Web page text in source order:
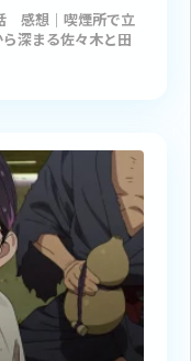
感想｜喫煙所で立
深まる佐々木と田